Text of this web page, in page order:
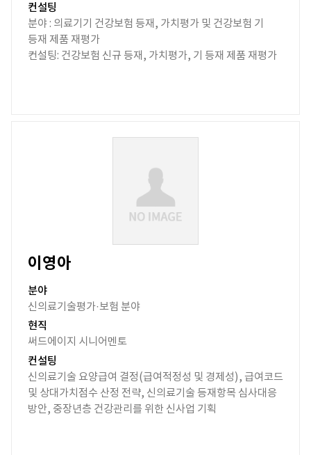
컨설팅
분야 : 의료기기 건강보험 등재, 가치평가 및 건강보험 기
등재 제품 재평가
컨설팅: 건강보험 신규 등재, 가치평가, 기 등재 제품 재평가
이영아
분야
신의료기술평가·보험 분야
현직
써드에이지 시니어멘토
컨설팅
신의료기술 요양급여 결정(급여적정성 및 경제성), 급여코드
및 상대가치점수 산정 전략, 신의료기술 등재항목 심사대응
방안, 중장년층 건강관리를 위한 신사업 기획